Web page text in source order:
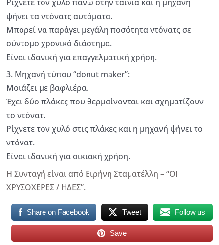
Ρίχνετε τον χυλό πάνω στην ταινία και η μηχανή
ψήνει τα ντόνατς αυτόματα.
Μπορεί να παράγει μεγάλη ποσότητα ντόνατς σε
σύντομο χρονικό διάστημα.
Είναι ιδανική για επαγγελματική χρήση.
3. Μηχανή τύπου “donut maker”:
Μοιάζει με βαφλιέρα.
Έχει δύο πλάκες που θερμαίνονται και σχηματίζουν
το ντόνατ.
Ρίχνετε τον χυλό στις πλάκες και η μηχανή ψήνει το
ντόνατ.
Είναι ιδανική για οικιακή χρήση.
Η Συνταγή είναι από Ειρήνη Σταματέλλη – “ΟΙ
ΧΡΥΣΟΧΕΡΕΣ / ΗΔΕΣ”.
Share on Facebook Tweet Follow us
Save